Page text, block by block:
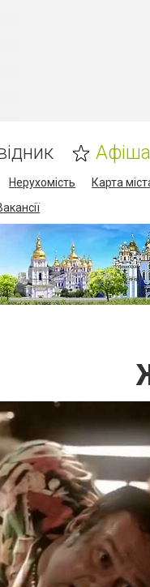
Афіша
Нерухомість Карта